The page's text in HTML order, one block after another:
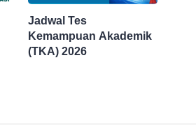
Jadwal Tes
Kemampuan Akademik
(TKA) 2026